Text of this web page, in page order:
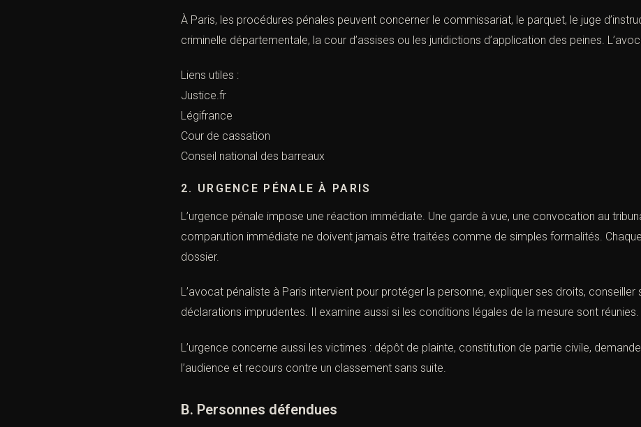
À Paris, les procédures pénales peuvent concerner le commissariat, le parquet, le juge
criminelle départementale, la cour d’assises ou les juridictions d’application des peines.
Liens utiles :
Justice.fr
Légifrance
Cour de cassation
Conseil national des barreaux
2. URGENCE PÉNALE À PARIS
L’urgence pénale impose une réaction immédiate. Une garde à vue, une convocation au
comparution immédiate ne doivent jamais être traitées comme de simples formalités.
dossier.
L’avocat pénaliste à Paris intervient pour protéger la personne, expliquer ses droits, conseiller
déclarations imprudentes. Il examine aussi si les conditions légales de la mesure sont réunies.
L’urgence concerne aussi les victimes : dépôt de plainte, constitution de partie civile,
l’audience et recours contre un classement sans suite.
B. Personnes défendues